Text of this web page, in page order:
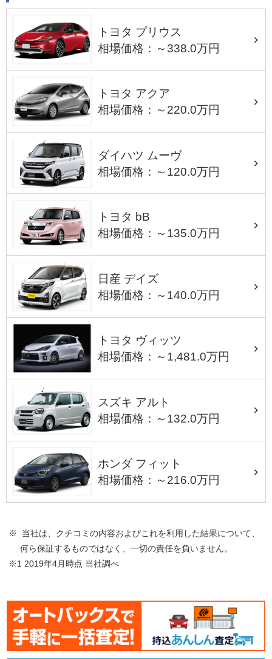
トヨタ プリウス
相場価格：～338.0万円
トヨタ アクア
相場価格：～220.0万円
ダイハツ ムーヴ
相場価格：～120.0万円
トヨタ bB
相場価格：～135.0万円
日産 デイズ
相場価格：～140.0万円
トヨタ ヴィッツ
相場価格：～1,481.0万円
スズキ アルト
相場価格：～132.0万円
ホンダ フィット
相場価格：～216.0万円
※ 当社は、クチコミの内容およびこれを利用した結果について、
何ら保証するものではなく、一切の責任を負いません。
※1 2019年4月時点 当社調べ